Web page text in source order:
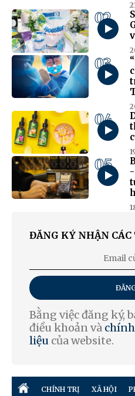
02
03
04
05
ĐĂNG KÝ NHẬN
Bằng việc đăng ký,
điều khoản và
liệu của website.
CHÍNH TRỊ XÃ HỘI